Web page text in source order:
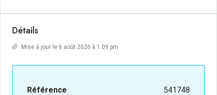
Détails
Mise à jour le 6 août 2026 à 1:09 pm
Référence 541748